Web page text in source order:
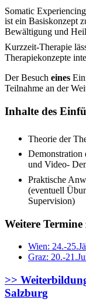
Somatic
ist ein Basiskonzept
Bewältigung und
Kurzzeit-Therapie
Therapiekonzepte
Der Besuch eines
Teilnahme an der
Inhalte des
Theorie der
Demonstration
und Video-
Praktische
(eventuell
Supervision)
Weitere
Wien: 24.-
Graz: 20.-
>>
Salzburg